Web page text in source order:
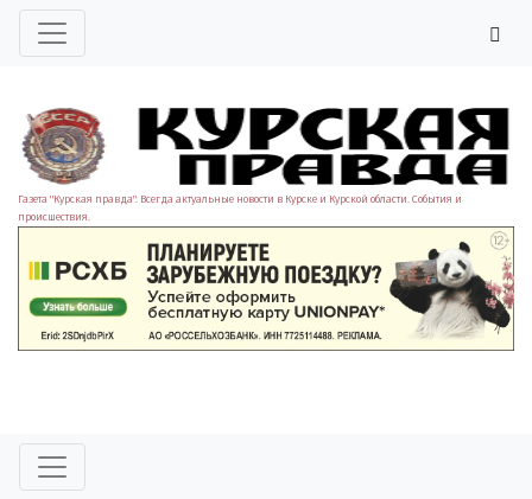
Газета "Курская правда". Всегда актуальные новости в Курске и Курской области. События и
происшествия.